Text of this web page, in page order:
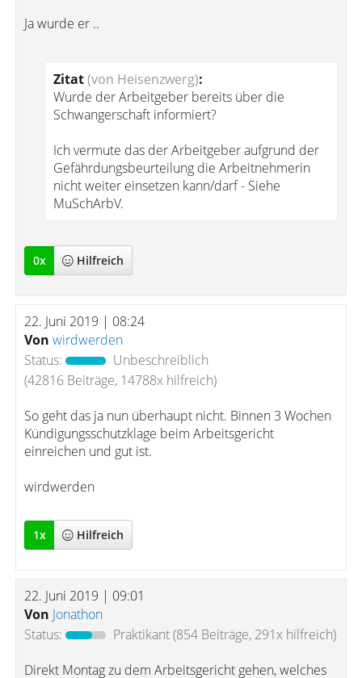
Ja wurde er ..
Zitat(von Heisenzwerg):
Wurde der Arbeitgeber bereits über die
Schwangerschaft informiert?
Ich vermute das der Arbeitgeber aufgrund der
Gefährdungsbeurteilung die Arbeitnehmerin
nicht weiter einsetzen kann/darf - Siehe
MuSchArbV.
0x Hilfreich
22. Juni 2019 | 08:24
Von wirdwerden
Status:
Unbeschreiblich
(42816 Beiträge, 14788x hilfreich)
So geht das ja nun überhaupt nicht. Binnen 3 Wochen
Kündigungsschutzklage beim Arbeitsgericht
einreichen und gut ist.
wirdwerden
1x Hilfreich
22. Juni 2019 | 09:01
Von Jonathon
Status:
Praktikant(854 Beiträge, 291x hilfreich)
Direkt Montag zu dem Arbeitsgericht gehen, welches